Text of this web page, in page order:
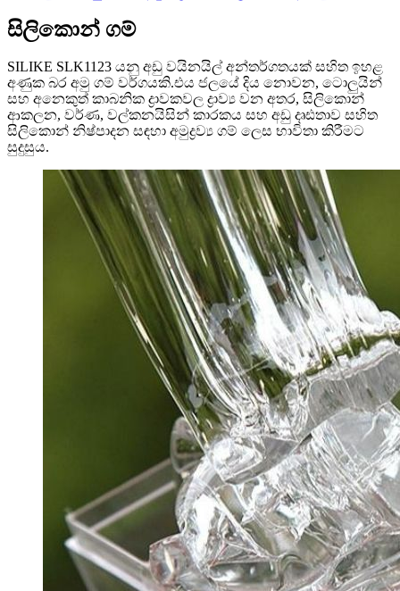
සිලිකොන් ගම්
SILIKE SLK1123 යනු අඩු වයිනයිල් අන්තර්ගතයක් සහිත ඉහළ
අණුක බර අමු ගම් වර්ගයකි.එය ජලයේ දිය නොවන, ටොලුයින්
සහ අනෙකුත් කාබනික ද්‍රාවකවල ද්‍රාව්‍ය වන අතර, සිලිකොන්
ආකලන, වර්ණ, වල්කනයිසින් කාරකය සහ අඩු දෘඪතාව සහිත
සිලිකොන් නිෂ්පාදන සඳහා අමුද්‍රව්‍ය ගම් ලෙස භාවිතා කිරීමට
සුදුසුය.